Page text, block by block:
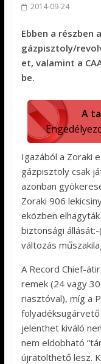
2014-09-24
Ebben a részben
gázpisztoly/
et, valamint a
be.
A
Igazából a Zoraki
gázpisztoly csak
azonban
Zoraki 906
eközben
biztonsági
változás
A Record Chief-
remek (24 vagy
riasztóval), míg a
jelenthet kiváló
nem eldobható
újratölthető lesz.